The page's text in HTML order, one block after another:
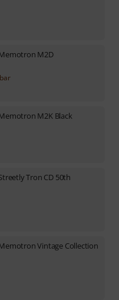
M2D
M2K Black
Tron CD 50th
Vintage Collection